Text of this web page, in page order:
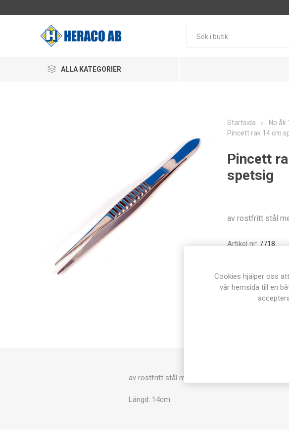
ALLA KATEGORIER
Startsida No åk
Pincett rak 14 cm
Pincett
spetsig
av rostfritt stål
Artikel nr: 7718
av rostfritt stål med spetsiga, räfflade spetsar.
Längd: 14cm.
Cookies hjälper oss
vår hemsida till en